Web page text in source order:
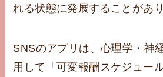
れる状態に発展することがあり
SNSのアプリは、心理学・神
用して「可変報酬スケジュー